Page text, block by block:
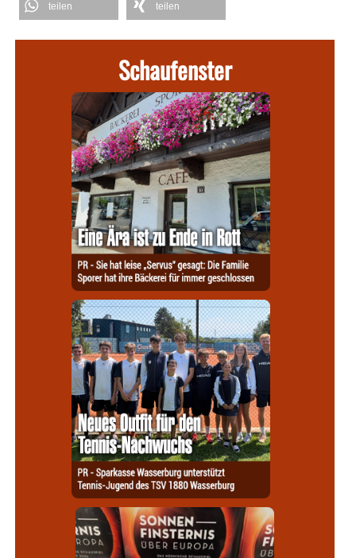
teilen teilen
Schaufenster